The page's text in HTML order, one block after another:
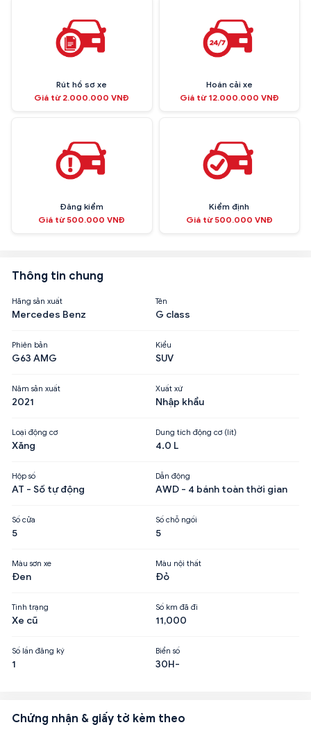
Rút hồ sơ xe
Giá từ 2.000.000 VNĐ
Hoán cải xe
Giá từ 12.000.000 VNĐ
Đăng kiểm
Giá từ 500.000 VNĐ
Kiểm định
Giá từ 500.000 VNĐ
Thông tin chung
Hãng sản xuất
Mercedes Benz
Tên
G class
Phiên bản
G63 AMG
Kiểu
SUV
Năm sản xuất
2021
Xuất xứ
Nhập khẩu
Loại động cơ
Xăng
Dung tích động cơ (lít)
4.0 L
Hộp số
AT - Số tự động
Dẫn động
AWD - 4 bánh toàn thời gian
Số cửa
5
Số chỗ ngồi
5
Màu sơn xe
Đen
Màu nội thất
Đỏ
Tình trạng
Xe cũ
Số km đã đi
11,000
Số lần đăng ký
1
Biển số
30H-
Chứng nhận & giấy tờ kèm theo